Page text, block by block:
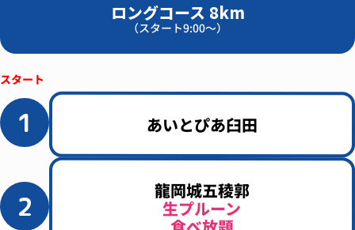
ロングコース 8km
（スタート9:00～）
1 あいとぴあ臼田
2 龍岡城五稜郭
生プルーン